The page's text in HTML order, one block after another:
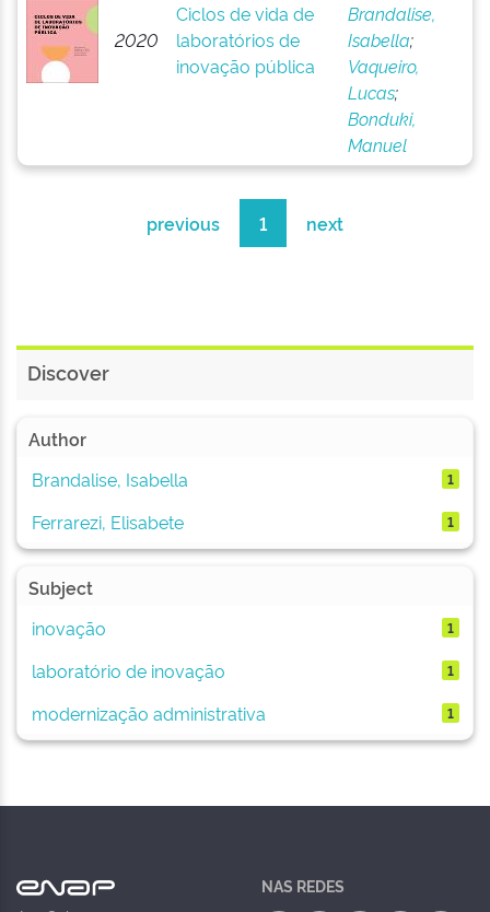
2020
Ciclos de vida de
laboratórios de
inovação pública
Brandalise,
Isabella;
Vaqueiro,
Lucas;
Bonduki,
Manuel
previous 1 next
Discover
Author
Brandalise, Isabella
1
Ferrarezi, Elisabete 1
Subject
inovação
1
laboratório de inovação 1
modernização administrativa 1
NAS REDES